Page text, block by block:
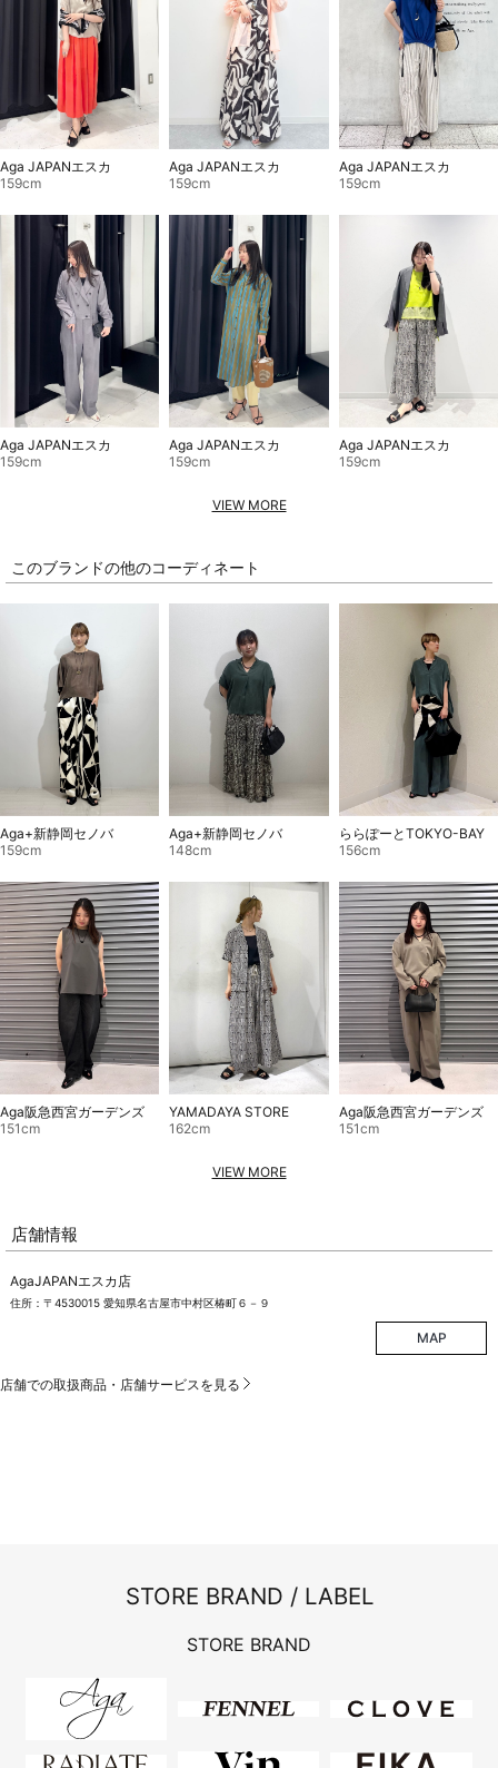
Aga JAPANエスカ
159cm
Aga JAPANエスカ
159cm
Aga JAPANエスカ
159cm
Aga JAPANエスカ
159cm
Aga JAPANエスカ
159cm
Aga JAPANエスカ
159cm
VIEW MORE
このブランドの他のコーディネート
Aga+新静岡セノバ
159cm
Aga+新静岡セノバ
148cm
ららぽーとTOKYO-BAY
156cm
Aga阪急西宮ガーデンズ
151cm
YAMADAYA STORE
162cm
Aga阪急西宮ガーデンズ
151cm
VIEW MORE
店舗情報
AgaJAPANエスカ店
住所：〒4530015 愛知県名古屋市中村区椿町６－９
MAP
店舗での取扱商品・店舗サービスを見る
STORE BRAND / LABEL
STORE BRAND